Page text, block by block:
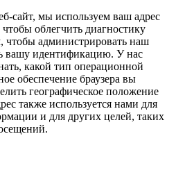
сайт, мы используем ваш адрес
облегчить диагностику
чтобы администрировать наш
вашу идентификацию. У нас
какой тип операционной
обеспечение браузера вы
географическое положение
также используется нами для
и для других целей, таких